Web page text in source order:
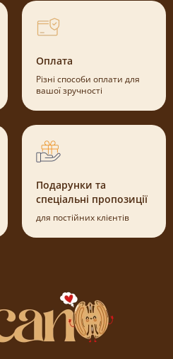
Оплата
Різні способи оплати для
вашої зручності
Подарунки та
спеціальні пропозиції
для постійних клієнтів